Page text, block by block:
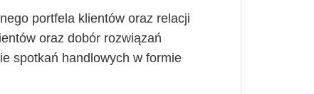
portfela klientów oraz relacji
oraz dobór rozwiązań
spotkań handlowych w formie